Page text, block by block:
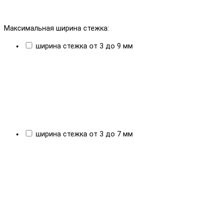
Максимальная ширина стежка:
ширина стежка от 3 до 9 мм
ширина стежка от 3 до 7 мм